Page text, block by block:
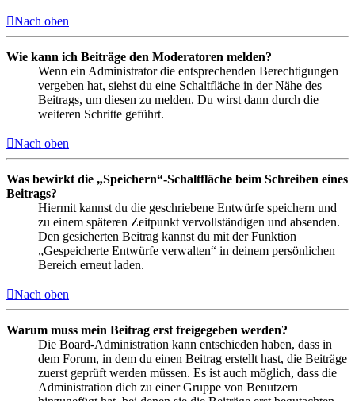
Nach oben
Wie kann ich Beiträge den Moderatoren melden?
Wenn ein Administrator die entsprechenden Berechtigungen
vergeben hat, siehst du eine Schaltfläche in der Nähe des
Beitrags, um diesen zu melden. Du wirst dann durch die
weiteren Schritte geführt.
Nach oben
Was bewirkt die „Speichern“-Schaltfläche beim Schreiben eines
Beitrags?
Hiermit kannst du die geschriebene Entwürfe speichern und
zu einem späteren Zeitpunkt vervollständigen und absenden.
Den gesicherten Beitrag kannst du mit der Funktion
„Gespeicherte Entwürfe verwalten“ in deinem persönlichen
Bereich erneut laden.
Nach oben
Warum muss mein Beitrag erst freigegeben werden?
Die Board-Administration kann entschieden haben, dass in
dem Forum, in dem du einen Beitrag erstellt hast, die Beiträge
zuerst geprüft werden müssen. Es ist auch möglich, dass die
Administration dich zu einer Gruppe von Benutzern